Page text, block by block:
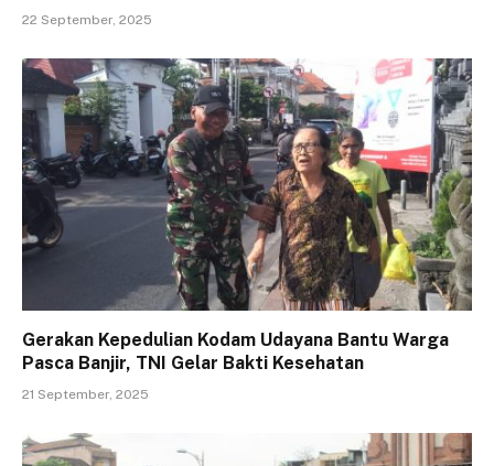
22 September, 2025
Gerakan Kepedulian Kodam Udayana Bantu Warga
Pasca Banjir, TNI Gelar Bakti Kesehatan
21 September, 2025